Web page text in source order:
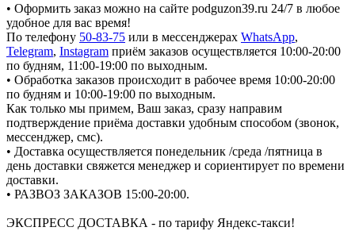
• Оформить заказ можно на сайте podguzon39.ru 24/7 в любое
удобное для вас время!
По телефону 50-83-75 или в мессенджерах WhatsApp,
Telegram, Instagram приём заказов осуществляется 10:00-20:00
по будням, 11:00-19:00 по выходным.
• Обработка заказов происходит в рабочее время 10:00-20:00
по будням и 10:00-19:00 по выходным.
Как только мы примем, Ваш заказ, сразу направим
подтверждение приёма доставки удобным способом (звонок,
мессенджер, смс).
• Доставка осуществляется понедельник /среда /пятница в
день доставки свяжется менеджер и сориентирует по времени
доставки.
• РАЗВОЗ ЗАКАЗОВ 15:00-20:00.
ЭКСПРЕСС ДОСТАВКА - по тарифу Яндекс-такси!